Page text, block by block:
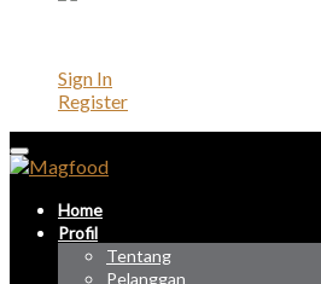
Sign In
Register
Home
Profil
Tentang
Pelanggan